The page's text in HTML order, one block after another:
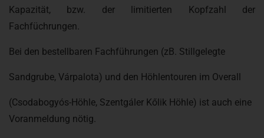
Kapazität, bzw. der limitierten Kopfzahl der
Fachfüchrungen.
Bei den bestellbaren Fachführungen (zB. Stillgelegte
Sandgrube, Várpalota) und den Höhlentouren im Overall
(Csodabogyós-Höhle, Szentgáler Kőlik Höhle) ist auch eine
Voranmeldung nötig.